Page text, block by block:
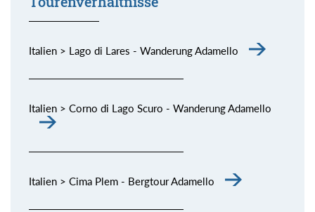
Italien > Lago di Lares - Wanderung Adamello
Italien > Corno di Lago Scuro - Wanderung Adamello
Italien > Cima Plem - Bergtour Adamello